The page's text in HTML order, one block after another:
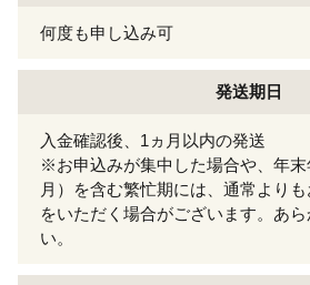
何度も申し込み可
発送期日
入金確認後、1ヵ月以内の発送
※お申込みが集中した場合や、年
月）を含む繁忙期には、通常より
をいただく場合がございます。あ
い。